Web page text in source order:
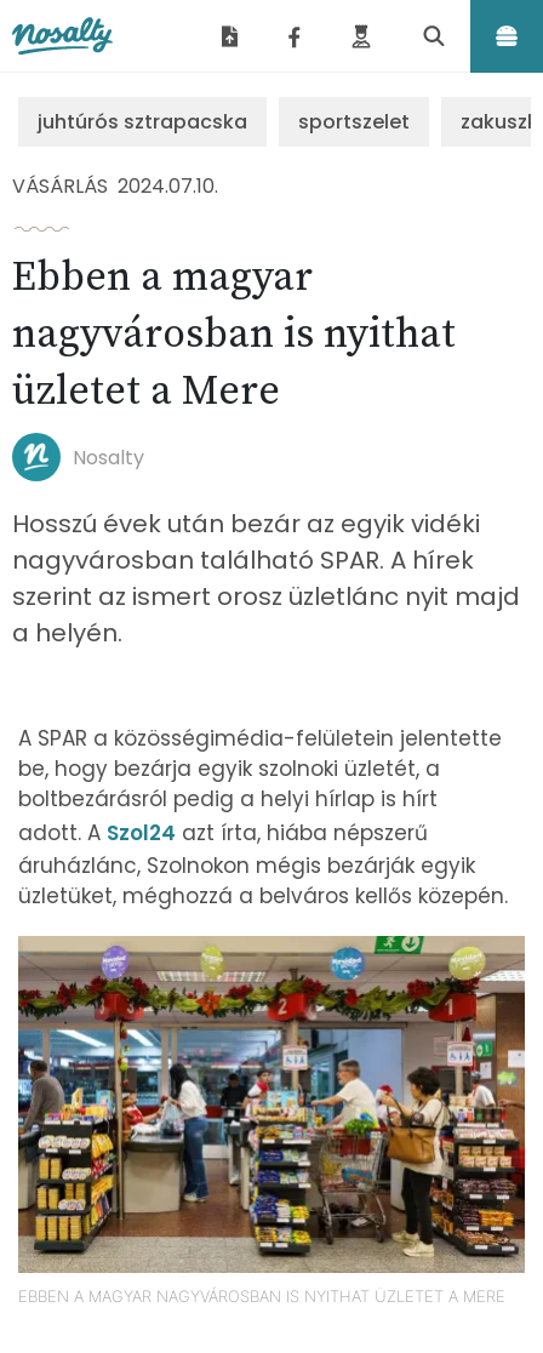
juhtúrós sztrapacska sportszelet
VÁSÁRLÁS 2024.07.10.
Ebben a magyar
nagyvárosban is nyithat
üzletet a Mere
Nosalty
Hosszú évek után bezár az egyik vidéki
nagyvárosban található SPAR. A hírek
szerint az ismert orosz üzletlánc nyit majd
a helyén.
A SPAR a közösségimédia-felületein jelentette
be, hogy bezárja egyik szolnoki üzletét, a
boltbezárásról pedig a helyi hírlap is hírt
adott. A Szol24 azt írta, hiába népszerű
áruházlánc, Szolnokon mégis bezárják egyik
üzletüket, méghozzá a belváros kellős közepén.
EBBEN A MAGYAR NAGYVÁROSBAN IS NYITHAT ÜZLETET A MERE